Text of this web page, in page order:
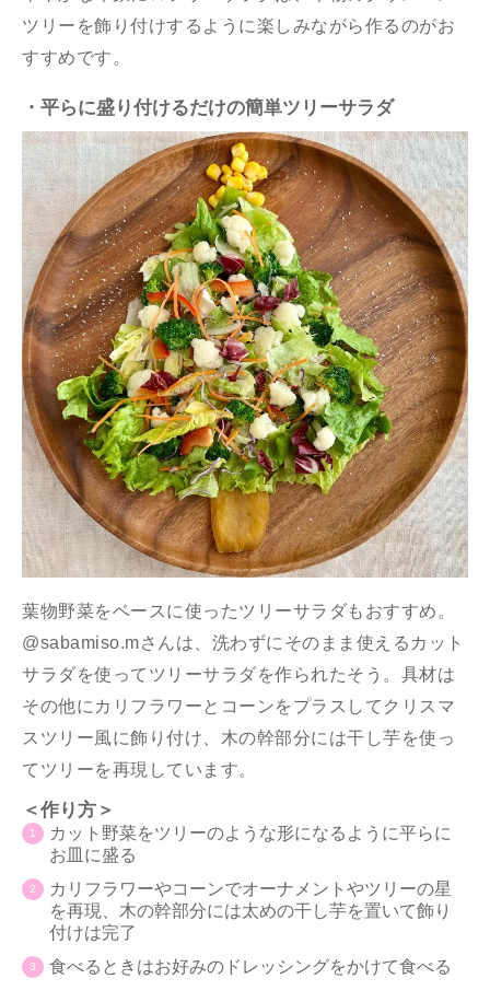
ツリーを飾り付けするように楽しみながら作るのがお
すすめです。
・平らに盛り付けるだけの簡単ツリーサラダ
葉物野菜をベースに使ったツリーサラダもおすすめ。
@sabamiso.mさんは、洗わずにそのまま使えるカット
サラダを使ってツリーサラダを作られたそう。具材は
その他にカリフラワーとコーンをプラスしてクリスマ
スツリー風に飾り付け、木の幹部分には干し芋を使っ
てツリーを再現しています。
＜作り方＞
カット野菜をツリーのような形になるように平らに
お皿に盛る
カリフラワーやコーンでオーナメントやツリーの星
を再現、木の幹部分には太めの干し芋を置いて飾り
付けは完了
食べるときはお好みのドレッシングをかけて食べる